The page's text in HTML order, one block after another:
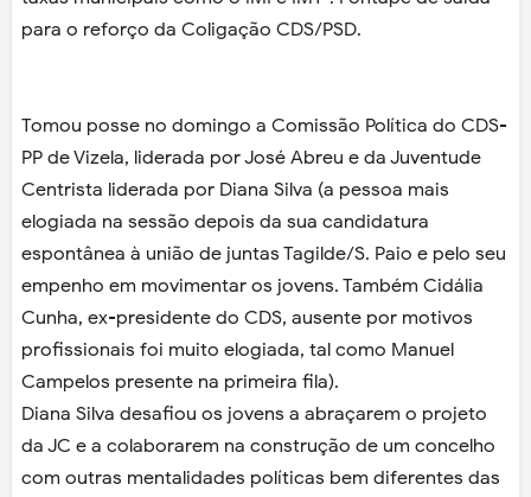
para o reforço da Coligação CDS/PSD.
Tomou posse no domingo a Comissão Política do CDS-
PP de Vizela, liderada por José Abreu e da Juventude
Centrista liderada por Diana Silva (a pessoa mais
elogiada na sessão depois da sua candidatura
espontânea à união de juntas Tagilde/S. Paio e pelo seu
empenho em movimentar os jovens. Também Cidália
Cunha, ex-presidente do CDS, ausente por motivos
profissionais foi muito elogiada, tal como Manuel
Campelos presente na primeira fila).
Diana Silva desafiou os jovens a abraçarem o projeto
da JC e a colaborarem na construção de um concelho
com outras mentalidades políticas bem diferentes das